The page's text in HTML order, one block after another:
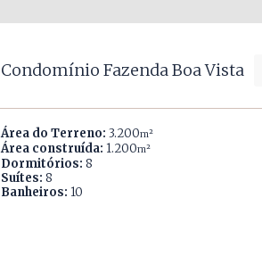
Condomínio Fazenda Boa Vista
Área do Terreno: 3.200m²
Área construída: 1.200m²
Dormitórios: 8
Suítes: 8
Banheiros: 10